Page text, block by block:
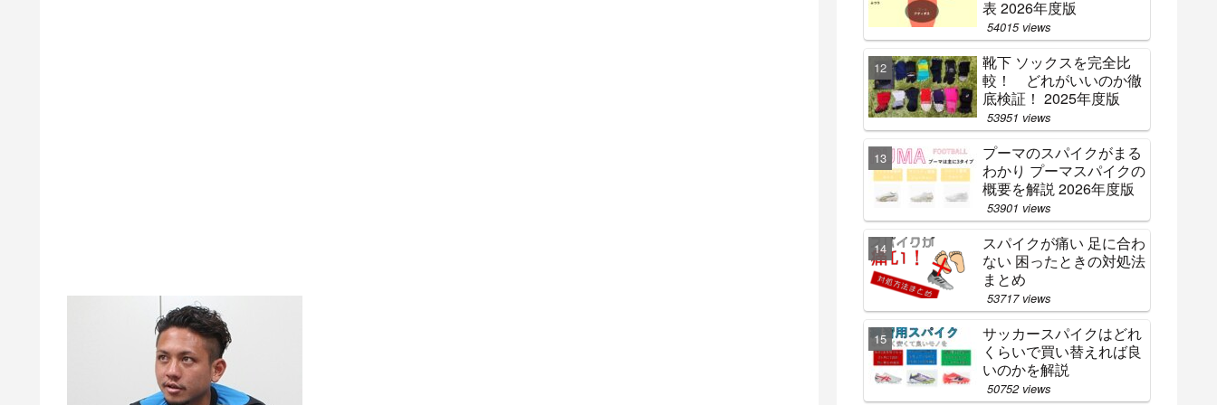
表 2026年度版
54015 views
靴下 ソックスを完全比
較！ どれがいいのか徹
底検証！ 2025年度版
53951 views
プーマのスパイクがまる
わかり プーマスパイクの
概要を解説 2026年度版
53901 views
スパイクが痛い 足に合わ
ない 困ったときの対処法
まとめ
53717 views
サッカースパイクはどれ
くらいで買い替えれば良
いのかを解説
50752 views